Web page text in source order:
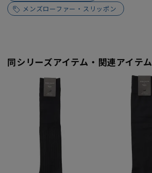
メンズローファー・スリッポン
同シリーズアイテム・関連アイテム